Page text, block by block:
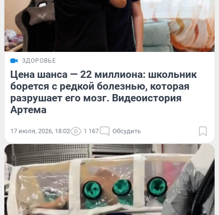
ЗДОРОВЬЕ
Цена шанса — 22 миллиона: школьник
борется с редкой болезнью, которая
разрушает его мозг. Видеоистория
Артема
17 июля, 2026, 18:02 1 167 Обсудить